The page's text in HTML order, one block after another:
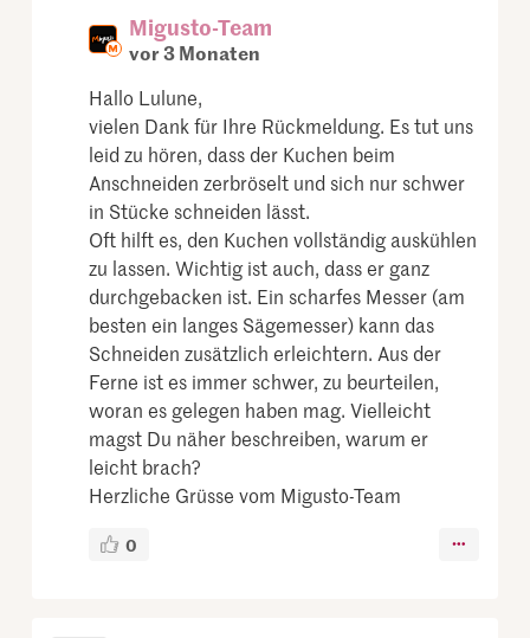
Migusto-Team
vor 3 Monaten
Hallo Lulune,
vielen Dank für Ihre Rückmeldung. Es tut uns
leid zu hören, dass der Kuchen beim
Anschneiden zerbröselt und sich nur schwer
in Stücke schneiden lässt.
Oft hilft es, den Kuchen vollständig auskühlen
zu lassen. Wichtig ist auch, dass er ganz
durchgebacken ist. Ein scharfes Messer (am
besten ein langes Sägemesser) kann das
Schneiden zusätzlich erleichtern. Aus der
Ferne ist es immer schwer, zu beurteilen,
woran es gelegen haben mag. Vielleicht
magst Du näher beschreiben, warum er
leicht brach?
Herzliche Grüsse vom Migusto-Team
0